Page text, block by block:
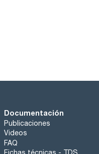
Documentación
Publicaciones
Videos
FAQ